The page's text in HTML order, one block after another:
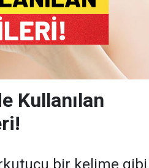
Kullanılan
bir kelime gibi